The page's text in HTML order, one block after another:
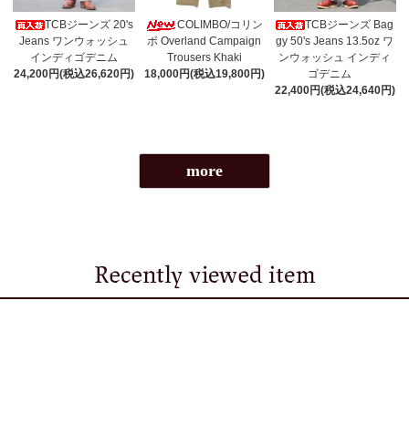
TCBジーンズ 20's
Jeans ワンウォッシュ
インディゴデニム
24,200円(税込26,620円)
COLIMBO/コリン
ボ Overland Campaign
Trousers Khaki
18,000円(税込19,800円)
TCBジーンズ Bag
gy 50's Jeans 13.5oz ワ
ンウォッシュ インディ
ゴデニム
22,400円(税込24,640円)
more